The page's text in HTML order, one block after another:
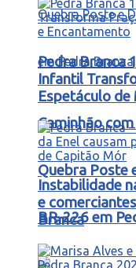
Caminhão
Quebra Poste
BR-226 em
Pedra Branca
Infantil
Espetáculo de
Instabilidade
e
Branca